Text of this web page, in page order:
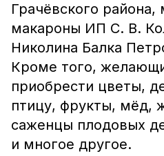
Грачёвского района,
макароны ИП С. В.
Николина Балка
Кроме того,
приобрести цветы,
птицу, фрукты, мёд,
саженцы плодовых
и многое другое.